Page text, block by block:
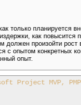
только планируется
как повысится
должен произойти
с опытом конкретных
опыт.
Project MVP,